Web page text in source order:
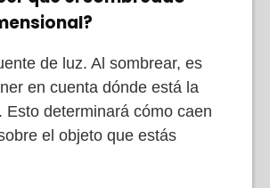
de luz. Al sombrear, es
en cuenta dónde está la
Esto determinará cómo caen
el objeto que estás